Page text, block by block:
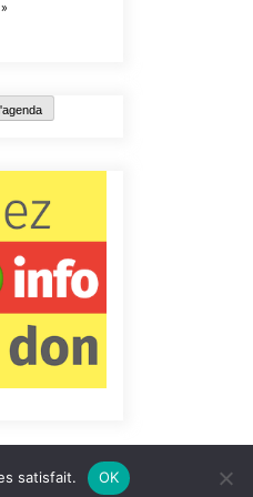
légales
satisfait. OK